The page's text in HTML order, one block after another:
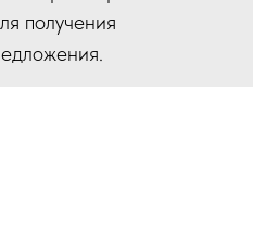
получения